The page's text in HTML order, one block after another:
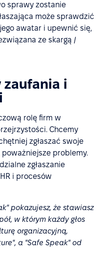
sprawy zostanie
może sprawdzić
awatar i upewnić się,
ze skargą /
i
rolę firm w
Chcemy
zgłaszać swoje
problemy.
zgłaszanie
i procesów
pokazujesz, że stawiasz
w którym każdy głos
organizacyjną,
a "Safe Speak" od